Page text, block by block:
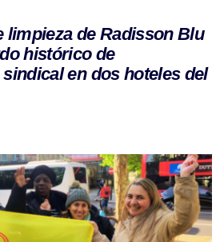
limpieza de Radisson Blu
histórico de
en dos hoteles del